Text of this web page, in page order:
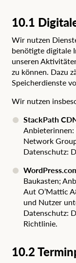
10.1
Wir nutzen
benötigte digitale
unseren
zu können. Dazu
Speicherdienste
Wir nutzen
StackPath
Anbieterinnen:
Network
Datenschutz:
Baukasten;
Aut O’Mattic
und Nutzer
Datenschutz:
Richtlinie.
10.2